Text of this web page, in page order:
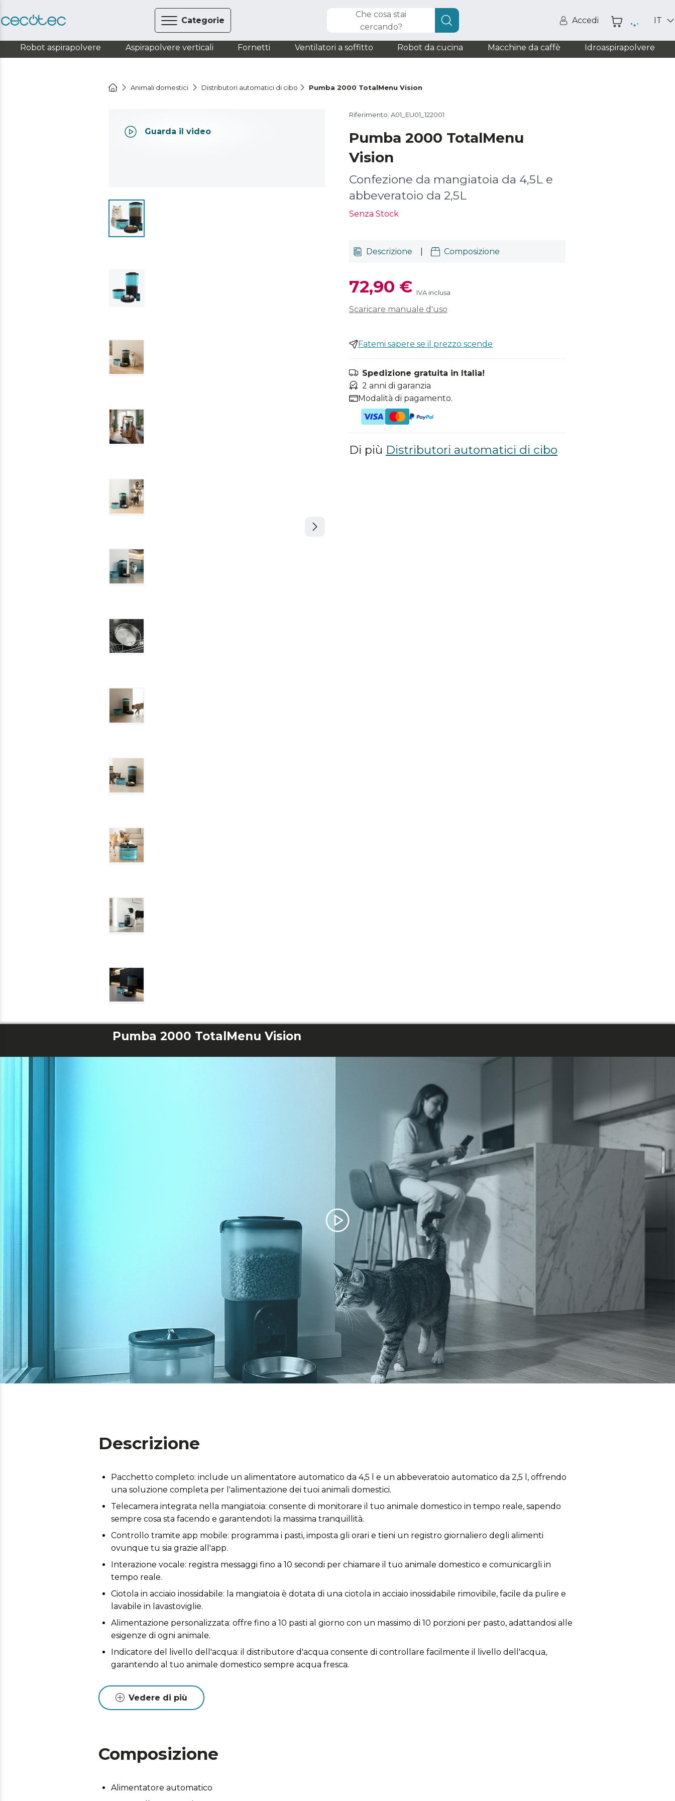
Categorie
Che cosa stai
cercando?
Accedi IT
Robot aspirapolvere Aspirapolvere verticali Fornetti Ventilatori a soffitto Robot da cucina Macchine da caffè Idroaspirapolvere
Animali domestici Distributori automatici di cibo Pumba 2000 TotalMenu Vision
Guarda il video
Riferimento: A01_EU01_122001
Pumba 2000 TotalMenu
Vision
Confezione da mangiatoia da 4,5L e
abbeveratoio da 2,5L
Senza Stock
Descrizione Composizione
72,90 € IVA inclusa
Scaricare manuale d'uso
Fatemi sapere se il prezzo scende
Spedizione gratuita in Italia!
2 anni di garanzia
Modalità di pagamento.
Di più Distributori automatici di cibo
Pumba 2000 TotalMenu Vision
Descrizione
Pacchetto completo: include un alimentatore automatico da 4,5 l e un abbeveratoio automatico da 2,5 l, offrendo
una soluzione completa per l'alimentazione dei tuoi animali domestici.
Telecamera integrata nella mangiatoia: consente di monitorare il tuo animale domestico in tempo reale, sapendo
sempre cosa sta facendo e garantendoti la massima tranquillità.
Controllo tramite app mobile: programma i pasti, imposta gli orari e tieni un registro giornaliero degli alimenti
ovunque tu sia grazie all'app.
Interazione vocale: registra messaggi fino a 10 secondi per chiamare il tuo animale domestico e comunicargli in
tempo reale.
Ciotola in acciaio inossidabile: la mangiatoia è dotata di una ciotola in acciaio inossidabile rimovibile, facile da pulire e
lavabile in lavastoviglie.
Alimentazione personalizzata: offre fino a 10 pasti al giorno con un massimo di 10 porzioni per pasto, adattandosi alle
esigenze di ogni animale.
Indicatore del livello dell'acqua: il distributore d'acqua consente di controllare facilmente il livello dell'acqua,
garantendo al tuo animale domestico sempre acqua fresca.
sistema di circolazione garantisce che l'acqua del tuo animale domestico sia sempre in perfette condizioni.
Sistema di chiusura di sicurezza: mantiene il cibo fresco e sicuro impedendo agli animali domestici di aprire il
Vedere di più
Composizione
Alimentatore automatico